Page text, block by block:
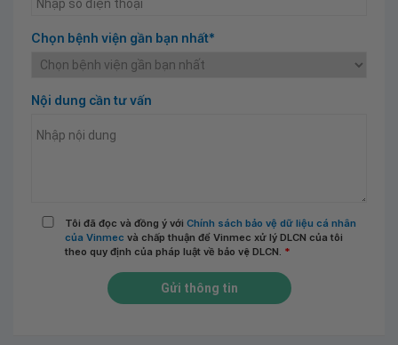
Chọn bệnh viện gần bạn nhất*
Nội dung cần tư vấn
Tôi đã đọc và đồng ý với Chính sách bảo vệ dữ liệu cá nhân
của Vinmec và chấp thuận để Vinmec xử lý DLCN của tôi
theo quy định của pháp luật về bảo vệ DLCN. *
Gửi thông tin